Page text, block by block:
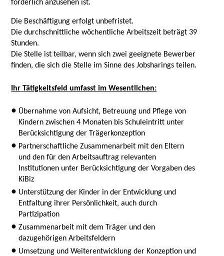
förderlich anzusehen ist.
Die Beschäftigung erfolgt unbefristet.
Die durchschnittliche wöchentliche Arbeitszeit beträgt 39
Stunden.
Die Stelle ist teilbar, wenn sich zwei geeignete Bewerber
finden, die sich die Stelle im Sinne des Jobsharings teilen.
Ihr Tätigkeitsfeld umfasst im Wesentlichen:
Übernahme von Aufsicht, Betreuung und Pflege von
Kindern zwischen 4 Monaten bis Schuleintritt unter
Berücksichtigung der Trägerkonzeption
Partnerschaftliche Zusammenarbeit mit den Eltern
und den für den Arbeitsauftrag relevanten
Institutionen unter Berücksichtigung der Vorgaben des
KiBiz
Unterstützung der Kinder in der Entwicklung und
Entfaltung ihrer Persönlichkeit, auch durch
Partizipation
Zusammenarbeit mit dem Träger und den
dazugehörigen Arbeitsfeldern
Umsetzung und Weiterentwicklung der Konzeption und